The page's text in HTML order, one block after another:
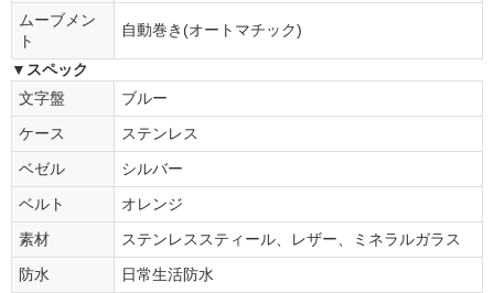
ムーブメン
ト
自動巻き(オートマチック)
▼スペック
文字盤
ブルー
ケース
ステンレス
ベゼル
シルバー
ベルト
オレンジ
素材
ステンレススティール、レザー、ミネラルガラス
防水
日常生活防水